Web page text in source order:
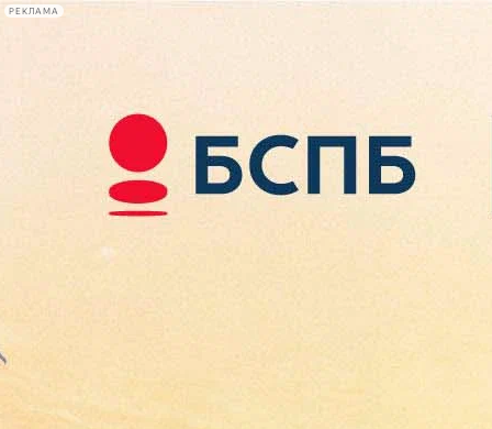
РЕКЛАМА
Сегодня:
2026.08.08
00:10
Афиша Plus